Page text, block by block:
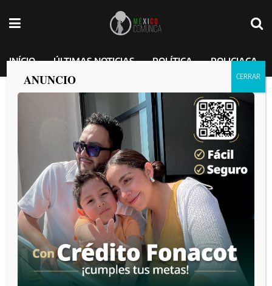
INÍCIO ÚLTIMAS NOTICIAS POLÍTICA POLICIACA
Vota diputado Jorge Ramos por el
fortalecimiento de la seguridad para las
familias tijuanenses
MEXICO COMUNICA 2025-03-14
ANUNCIO